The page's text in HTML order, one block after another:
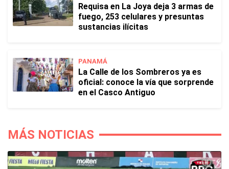
Requisa en La Joya deja 3 armas de
fuego, 253 celulares y presuntas
sustancias ilícitas
PANAMÁ
La Calle de los Sombreros ya es
oficial: conoce la vía que sorprende
en el Casco Antiguo
MÁS NOTICIAS